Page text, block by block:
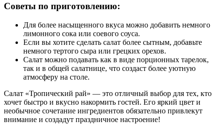
Советы по приготовлению:
Для более насыщенного вкуса можно добавить немного
лимонного сока или соевого соуса.
Если вы хотите сделать салат более сытным, добавьте
немного тертого сыра или грецких орехов.
Салат можно подавать как в виде порционных тарелок,
так и в общей салатнице, что создаст более уютную
атмосферу на столе.
Салат «Тропический рай» — это отличный выбор для тех, кто
хочет быстро и вкусно накормить гостей. Его яркий цвет и
необычное сочетание ингредиентов обязательно привлекут
внимание и создадут праздничное настроение!